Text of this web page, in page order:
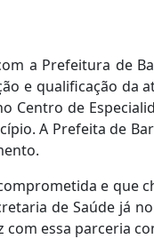
a Prefeitura de
e qualificação da
Centro de
A Prefeita de
e que
de Saúde já
essa parceria